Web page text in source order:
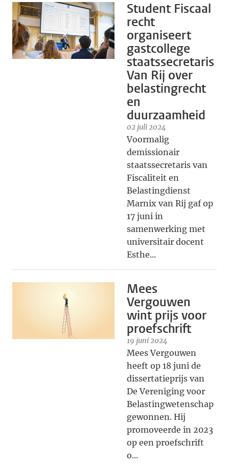
Student Fiscaal
recht
organiseert
gastcollege
staatssecretaris
Van Rij over
belastingrecht
en
duurzaamheid
02 juli 2024
Voormalig
demissionair
staatssecretaris van
Fiscaliteit en
Belastingdienst
Marnix van Rij gaf op
17 juni in
samenwerking met
universitair docent
Esthe...
Mees
Vergouwen
wint prijs voor
proefschrift
19 juni 2024
Mees Vergouwen
heeft op 18 juni de
dissertatieprijs van
De Vereniging voor
Belastingwetenschap
gewonnen. Hij
promoveerde in 2023
op een proefschrift
o...